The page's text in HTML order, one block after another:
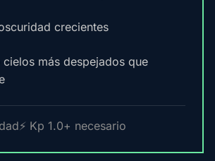
crecientes
cielos más despejados que
⚡ Kp 1.0+ necesario